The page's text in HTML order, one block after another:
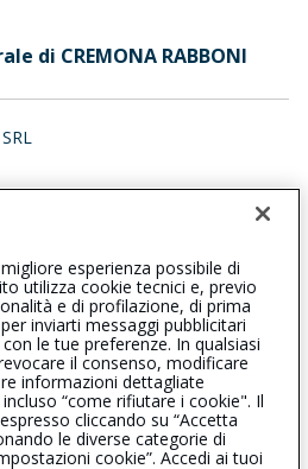
di CREMONA RABBONI
26100 CREMONA (CR)
037221354
controllo dell’IVASS. Consulta il
esperienza possibile di
utilizza cookie tecnici e, previo
e di profilazione, di prima
inviarti messaggi pubblicitari
le tue preferenze. In qualsiasi
il consenso, modificare
informazioni dettagliate
“come rifiutare i cookie". Il
cliccando su “Accetta
le diverse categorie di
cookie”. Accedi ai tuoi